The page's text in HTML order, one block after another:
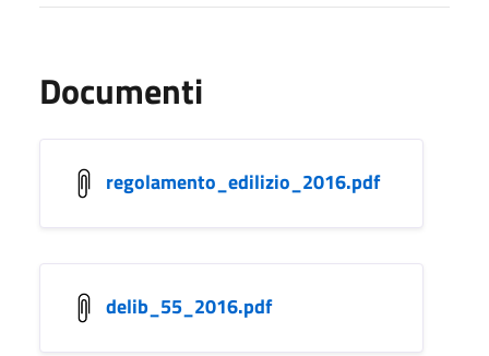
Documenti
regolamento_edilizio_2016.pdf
delib_55_2016.pdf